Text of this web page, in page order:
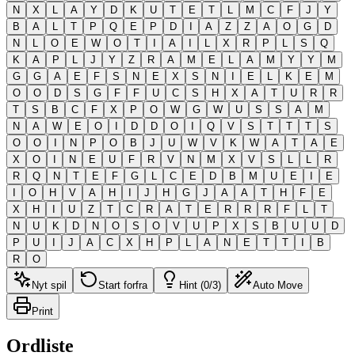
N
X L A Y D K U T E T L M C F J
Y
B
A L T P Q E P D I A Z Z A O G
D
N
L O E W O T I A I L X R P L S
Q
K
A P L J Y Z R A M E L A M Y Y
M
G
G A E F S N E X S N I E L K E
M
O
O D S G F F U C S H X A T U R
R
T
S B C F X P O W G W U S S A
M
N
A W E O I D D O I Q V S T T T
S
O
O I N P O B J U W V K W A T A
E
X
O I N E U F R V N M X V S L L
R
R
Q N T E F G L C E D B M U E I
E
I
O H V A H I J H G J A A T H F
E
X
H I U Z T C R A T E R R R F L
T
N
U K D N O S O V U P X S B U U
D
P
U I J A C X H P L A N E T T I
B
R
O
Nyt spil Start forfra Hint (0/3) Auto Move
Print
Ordliste